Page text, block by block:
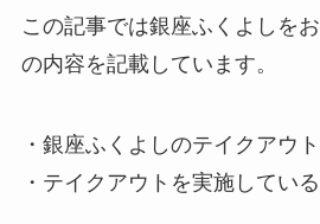
この記事では銀座ふくよしを
の内容を記載しています。
・銀座ふくよしのテイクアウ
・テイクアウトを実施してい